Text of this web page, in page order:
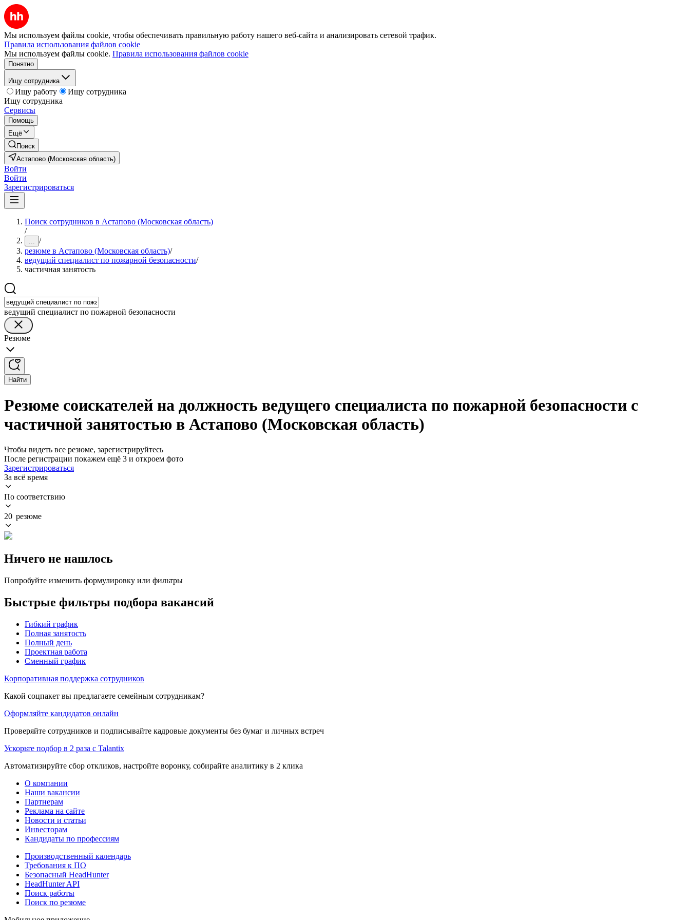
Мы используем файлы cookie, чтобы обеспечивать правильную работу нашего веб-сайта и анализировать сетевой трафик.
Правила использования файлов cookie
Мы используем файлы cookie. Правила использования файлов cookie
Понятно
Ищу сотрудника
Ищу работу
Ищу сотрудника
Ищу сотрудника
Сервисы
Помощь
Ещё
Поиск
Астапово (Московская область)
Войти
Войти
Зарегистрироваться
Поиск сотрудников в Астапово (Московская область)
/
... /
резюме в Астапово (Московская область)/
ведущий специалист по пожарной безопасности/
частичная занятость
ведущий специалист по пожарной безопасности
Резюме
Найти
Резюме соискателей на должность ведущего специалиста по пожарной безопасности с
частичной занятостью в Астапово (Московская область)
Чтобы видеть все резюме, зарегистрируйтесь
После регистрации покажем ещё 3 и откроем фото
Зарегистрироваться
За всё время
По соответствию
20 резюме
Ничего не нашлось
Попробуйте изменить формулировку или фильтры
Быстрые фильтры подбора вакансий
Гибкий график
Полная занятость
Полный день
Проектная работа
Сменный график
Корпоративная поддержка сотрудников
Какой соцпакет вы предлагаете семейным сотрудникам?
Оформляйте кандидатов онлайн
Проверяйте сотрудников и подписывайте кадровые документы без бумаг и личных встреч
Ускорьте подбор в 2 раза с Talantix
Автоматизируйте сбор откликов, настройте воронку, собирайте аналитику в 2 клика
О компании
Наши вакансии
Партнерам
Реклама на сайте
Новости и статьи
Инвесторам
Кандидаты по профессиям
Производственный календарь
Требования к ПО
Безопасный HeadHunter
HeadHunter API
Поиск работы
Поиск по резюме